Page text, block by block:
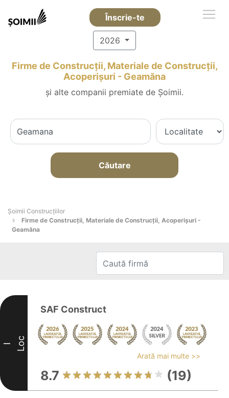
Înscrie-te
2026
Firme de Construcții, Materiale de Construcții,
Acoperișuri - Geamăna
și alte companii premiate de Șoimii.
Căutare
Șoimii Construcțiilor
Firme de Construcții, Materiale de Construcții, Acoperișuri -
Geamăna
I Loc
SAF Construct
Arată mai multe >>
8.7 (19)